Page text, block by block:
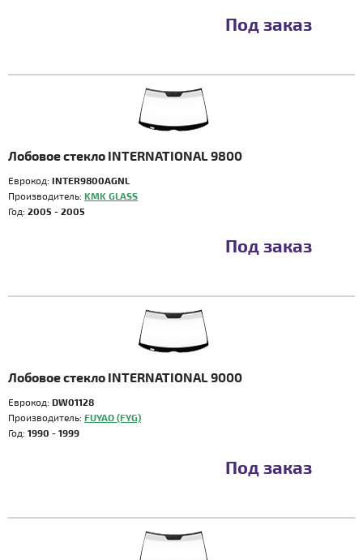
Под заказ
Лобовое стекло INTERNATIONAL 9800
Еврокод: INTER9800AGNL
Производитель: KMK GLASS
Год: 2005 - 2005
Под заказ
Лобовое стекло INTERNATIONAL 9000
Еврокод: DW01128
Производитель: FUYAO (FYG)
Год: 1990 - 1999
Под заказ